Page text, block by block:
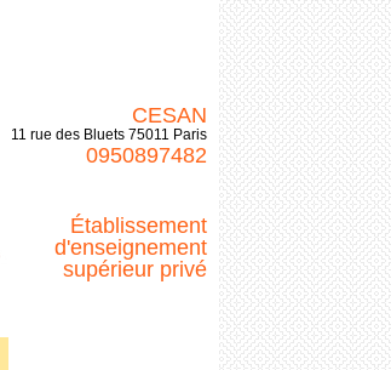
CESAN
11 rue des Bluets 75011 Paris
0950897482
Établissement
d'enseignement
supérieur privé